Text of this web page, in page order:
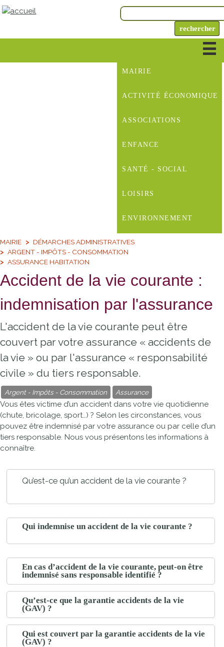
MAIRIE
ACTIVITÉ ÉCONOMIQUE
ASSOCIATIONS
ENFANCE
SANTÉ - SOCIAL
LOISIRS
ENVIRONNEMENT
MAIRIE
DÉMARCHES ADMINISTRATIVES
ARGENT - IMPÔTS - CONSOMMATION
ASSURANCE HABITATION
Accident de la vie courante :
indemnisation par l'assurance
L'accident de la vie courante peut être
couvert par votre assurance « accidents de
la vie » ou par l'assurance « responsabilité
civile » du tiers responsable.
Argent - Impôts - Consommation Assurance
Vous êtes victime d’un accident dans votre vie quotidienne
(chute, bricolage, sport…) ? Selon les circonstances, vous
pouvez être indemnisé par votre assurance ou par celle d’un
tiers responsable. Nous vous présentons les informations à
connaître.
Qu’est-ce qu’un accident de la vie courante ?
Qui indemnise un accident de la vie courante ?
En cas d’accident de la vie courante, peut-on être
indemnisé sans responsable identifié ?
Qu’est-ce que la garantie accidents de la vie
(GAV) ?
Qui est couvert par la garantie accidents de la vie
(GAV) ?